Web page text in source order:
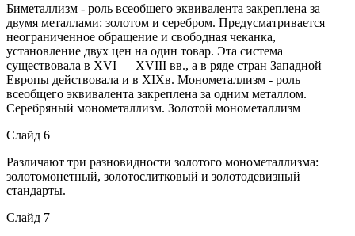
Биметаллизм - роль всеобщего эквивалента закреплена за
двумя металлами: золотом и серебром. Предусматривается
неограниченное обращение и свободная чеканка,
установление двух цен на один товар. Эта система
существовала в XVI — XVIII вв., а в ряде стран Западной
Европы действовала и в ХIХв. Монометаллизм - роль
всеобщего эквивалента закреплена за одним металлом.
Серебряный монометаллизм. Золотой монометаллизм
Слайд 6
Различают три разновидности золотого монометаллизма:
золотомонетный, золотослитковый и золотодевизный
стандарты.
Слайд 7